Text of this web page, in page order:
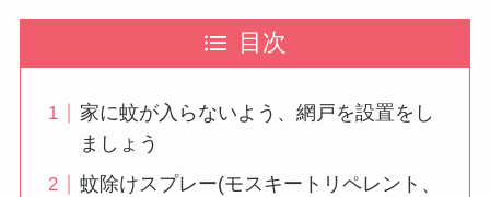
目次
家に蚊が入らないよう、網戸を設置をし
ましょう
蚊除けスプレー(モスキートリペレント、